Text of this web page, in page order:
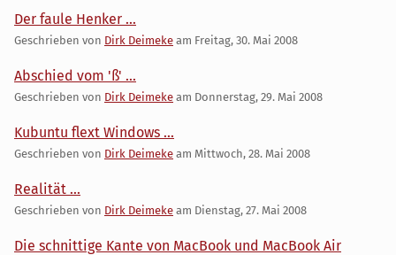
Der faule Henker ...
Geschrieben von Dirk Deimeke am Freitag, 30. Mai 2008
Abschied vom 'ß' ...
Geschrieben von Dirk Deimeke am Donnerstag, 29. Mai 2008
Kubuntu flext Windows ...
Geschrieben von Dirk Deimeke am Mittwoch, 28. Mai 2008
Realität ...
Geschrieben von Dirk Deimeke am Dienstag, 27. Mai 2008
Die schnittige Kante von MacBook und MacBook Air